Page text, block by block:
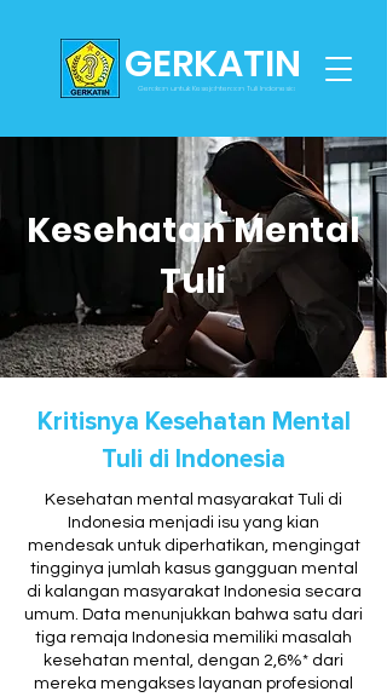
GERKATIN
Gerakan untuk Kesejahteraan Tuli Indonesia
Kesehatan Mental
Tuli
Kritisnya Kesehatan Mental
Tuli di Indonesia
Kesehatan mental masyarakat Tuli di
Indonesia menjadi isu yang kian
mendesak untuk diperhatikan, mengingat
tingginya jumlah kasus gangguan mental
di kalangan masyarakat Indonesia secara
umum. Data menunjukkan bahwa satu dari
tiga remaja Indonesia memiliki masalah
kesehatan mental, dengan 2,6%* dari
mereka mengakses layanan profesional